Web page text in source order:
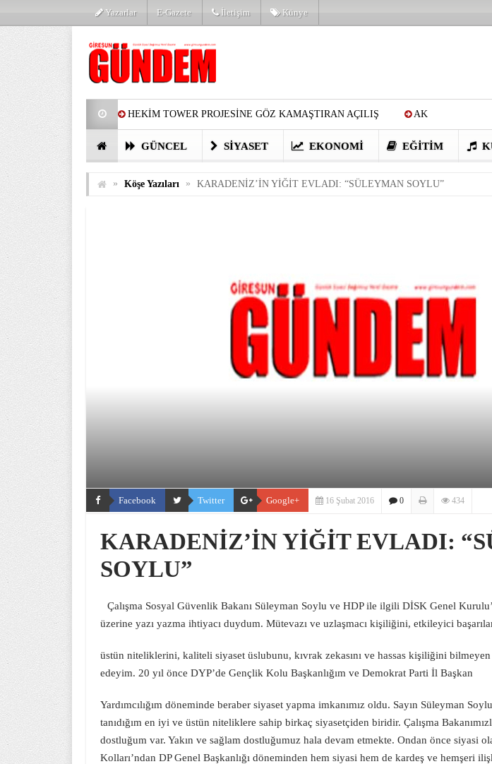
Yazarlar E-Gazete İletişim Künye
HEKİM TOWER PROJESİNE GÖZ KAMAŞTIRAN AÇILIŞ AK
PARTİ’DE YENİ YÜZLER HARUN CİCİ: VİDEOYU GÖRÜNCE
GÜNCEL SIYASET EKONOMI EĞITIM
» Köşe Yazıları » KARADENİZ’İN YİĞİT EVLADI: “SÜLEYMAN SOYLU”
Facebook Twitter Google+ 16 Şubat 2016 0 434
KARADENİZ’İN YİĞİT EVLADI:
SOYLU”
Çalışma Sosyal Güvenlik Bakanı Süleyman Soylu ve HDP ile ilgili DİSK Genel
üzerine yazı yazma ihtiyacı duydum. Mütevazı ve uzlaşmacı kişiliğini, etkileyici
üstün niteliklerini, kaliteli siyaset üslubunu, kıvrak zekasını ve hassas kişiliğini
edeyim. 20 yıl önce DYP’de Gençlik Kolu Başkanlığım ve Demokrat Parti İl Başkan
Yardımcılığım döneminde beraber siyaset yapma imkanımız oldu. Sayın Süleyman
tanıdığım en iyi ve üstün niteliklere sahip birkaç siyasetçiden biridir. Çalışma
dostluğum var. Yakın ve sağlam dostluğumuz hala devam etmekte. Ondan önce siyasi
Kolları’ndan DP Genel Başkanlığı döneminden hem siyasi hem de kardeş ve hemşeri